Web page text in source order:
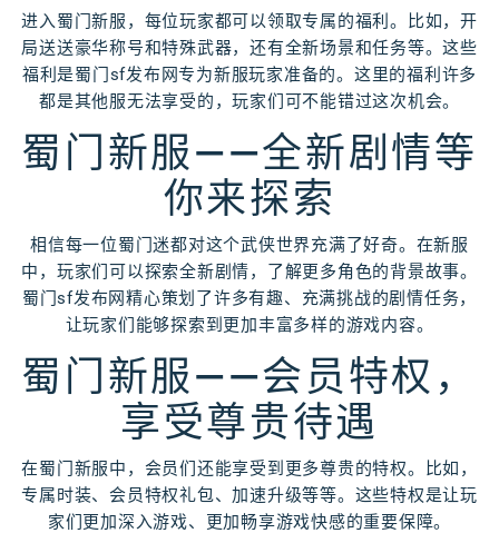
进入蜀门新服，每位玩家都可以领取专属的福利。比如，开
局送送豪华称号和特殊武器，还有全新场景和任务等。这些
福利是蜀门sf发布网专为新服玩家准备的。这里的福利许多
都是其他服无法享受的，玩家们可不能错过这次机会。
蜀门新服——全新剧情等
你来探索
相信每一位蜀门迷都对这个武侠世界充满了好奇。在新服
中，玩家们可以探索全新剧情，了解更多角色的背景故事。
蜀门sf发布网精心策划了许多有趣、充满挑战的剧情任务，
让玩家们能够探索到更加丰富多样的游戏内容。
蜀门新服——会员特权，
享受尊贵待遇
在蜀门新服中，会员们还能享受到更多尊贵的特权。比如，
专属时装、会员特权礼包、加速升级等等。这些特权是让玩
家们更加深入游戏、更加畅享游戏快感的重要保障。